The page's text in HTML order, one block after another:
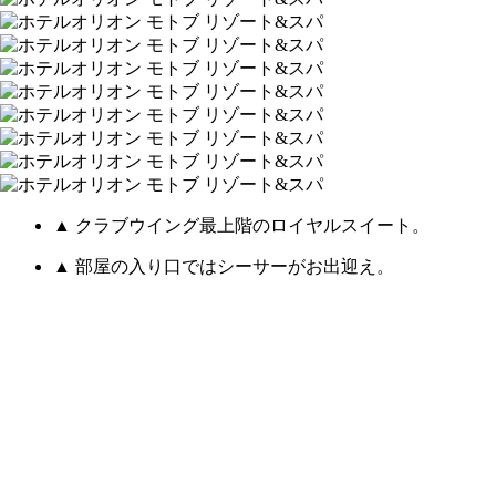
▲ クラブウイング最上階のロイヤルスイート。
▲ 部屋の入り口ではシーサーがお出迎え。